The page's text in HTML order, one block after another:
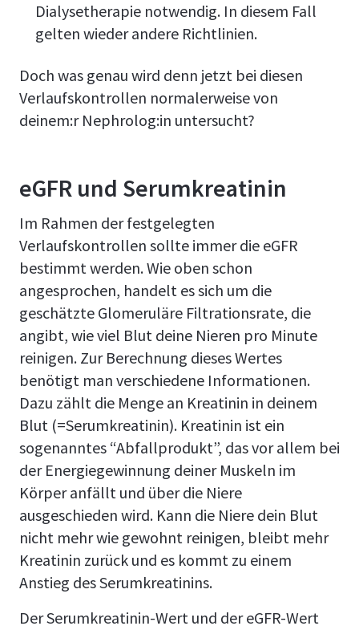
Dialysetherapie notwendig. In diesem Fall
gelten wieder andere Richtlinien.
Doch was genau wird denn jetzt bei diesen
Verlaufskontrollen normalerweise von
deinem:r Nephrolog:in untersucht?
eGFR und Serumkreatinin
Im Rahmen der festgelegten
Verlaufskontrollen sollte immer die eGFR
bestimmt werden. Wie oben schon
angesprochen, handelt es sich um die
geschätzte Glomeruläre Filtrationsrate, die
angibt, wie viel Blut deine Nieren pro Minute
reinigen. Zur Berechnung dieses Wertes
benötigt man verschiedene Informationen.
Dazu zählt die Menge an Kreatinin in deinem
Blut (=Serumkreatinin). Kreatinin ist ein
sogenanntes “Abfallprodukt”, das vor allem bei
der Energiegewinnung deiner Muskeln im
Körper anfällt und über die Niere
ausgeschieden wird. Kann die Niere dein Blut
nicht mehr wie gewohnt reinigen, bleibt mehr
Kreatinin zurück und es kommt zu einem
Anstieg des Serumkreatinins.
Der Serumkreatinin-Wert und der eGFR-Wert